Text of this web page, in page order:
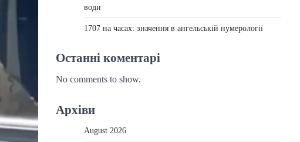
води
1707 на часах: значення в ангельській нумерології
Останні коментарі
No comments to show.
Архіви
August 2026